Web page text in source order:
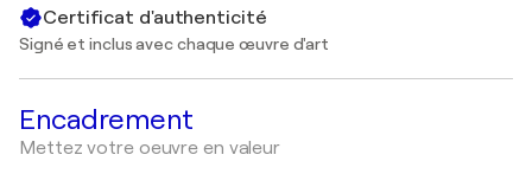
Certificat d'authenticité
Signé et inclus avec chaque œuvre d'art
Encadrement
Mettez votre oeuvre en valeur